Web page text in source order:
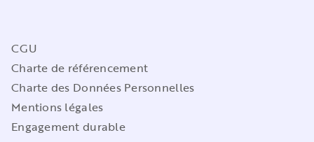
CGU
Charte de référencement
Charte des Données Personnelles
Mentions légales
Engagement durable